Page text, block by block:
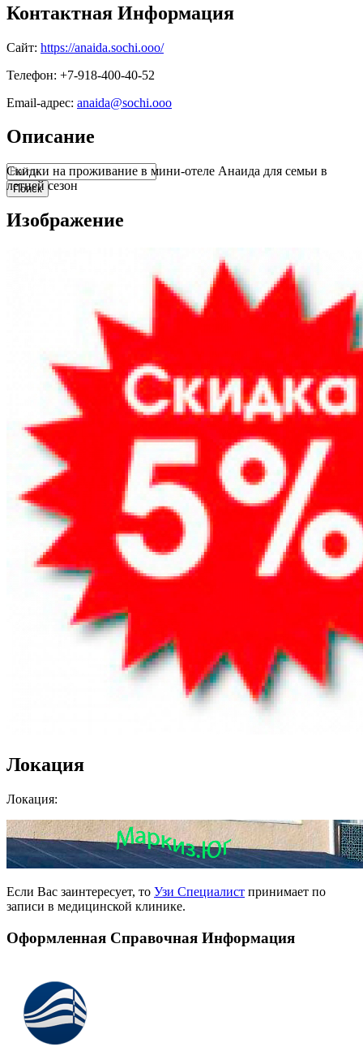
Поиск
Контактная Информация
Сайт: https://anaida.sochi.ooo/
Телефон: +7-918-400-40-52
Email-адрес: anaida@sochi.ooo
Описание
Скидки на проживание в мини-отеле Анаида для семьи в
летней сезон
Изображение
Локация
Локация:
Если Вас заинтересует, то Узи Специалист принимает по
записи в медицинской клинике.
Оформленная Справочная Информация